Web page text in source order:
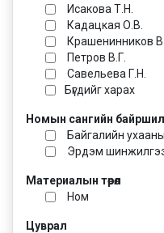
Исакова Т.Н.
Кадацкая О.В.
Крашенинников
Петров В.Г.
Савельева Г.Н.
Бүгдийг харах
Номын сангийн байршил
Байгалийн
Эрдэм
Материалын төрөл
Ном
Цуврал